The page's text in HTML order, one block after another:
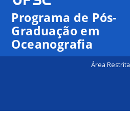
Programa de Pós-
Graduação em
Oceanografia
Área Restrita